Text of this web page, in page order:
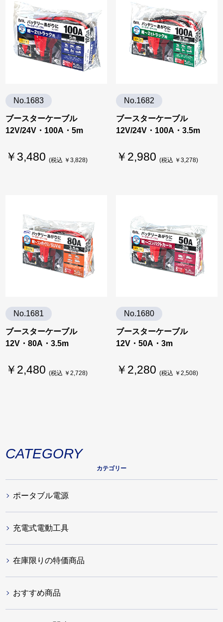
CATEGORY
カテゴリー
ポータブル電源
充電式電動工具
在庫限りの特価商品
おすすめ商品
No.1683
ブースターケーブル
12V/24V・100A・5m
￥3,480 (税込 ￥3,828)
No.1682
ブースターケーブル
12V/24V・100A・3.5m
￥2,980 (税込 ￥3,278)
No.1681
ブースターケーブル
12V・80A・3.5m
￥2,480 (税込 ￥2,728)
No.1680
ブースターケーブル
12V・50A・3m
￥2,280 (税込 ￥2,508)